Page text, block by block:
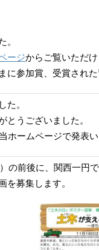
。
ージからご覧いただけ
に参加賞、受賞され
た。
とうございました。
ホームページで発表い
の前後に、関西一円
を募集します。